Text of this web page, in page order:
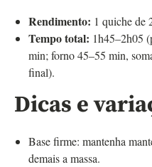
Rendimento: 1 quiche de
Tempo total: 1h45–2h05
min; forno 45–55 min,
final).
Dicas e
Base firme: mantenha
demais a massa.